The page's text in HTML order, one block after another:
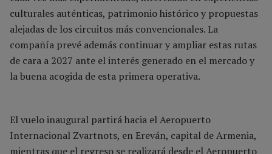
culturales auténticas, patrimonio histórico y propuestas
alejadas de los circuitos más convencionales. La
compañía prevé además continuar y ampliar estas rutas
de cara a 2027 ante el interés generado en el mercado y
la buena acogida de esta primera operativa.
El vuelo inaugural partirá hacia el Aeropuerto
Internacional Zvartnots, en Ereván, capital de Armenia,
mientras que el regreso se realizará desde el Aeropuerto